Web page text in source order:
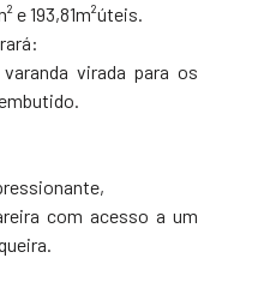
e 193,81m²úteis.
virada para os
com acesso a um